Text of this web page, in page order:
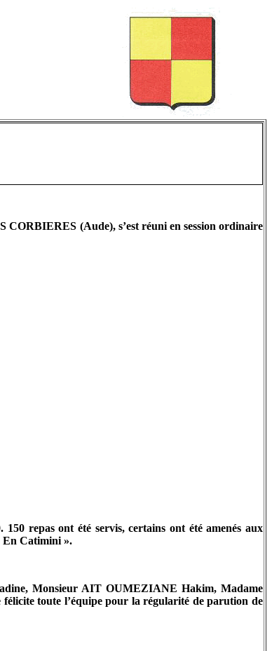
(Aude), s’est réuni en session ordinaire
repas ont été servis, certains ont été amenés aux
En Catimini ».
Monsieur AIT OUMEZIANE Hakim, Madame
toute l’équipe pour la régularité de parution de